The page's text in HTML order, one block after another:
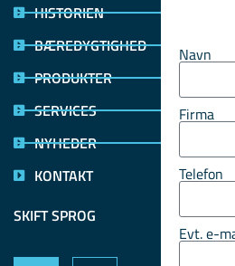
HISTORIEN
BÆREDYGTIGHED
PRODUKTER
SERVICES
NYHEDER
KONTAKT
SKIFT SPROG
Navn
Firma
Telefon
Evt. e-